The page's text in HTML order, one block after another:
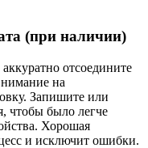
(при наличии)
отсоедините
на
Запишите или
чтобы было легче
Хорошая
и исключит ошибки.